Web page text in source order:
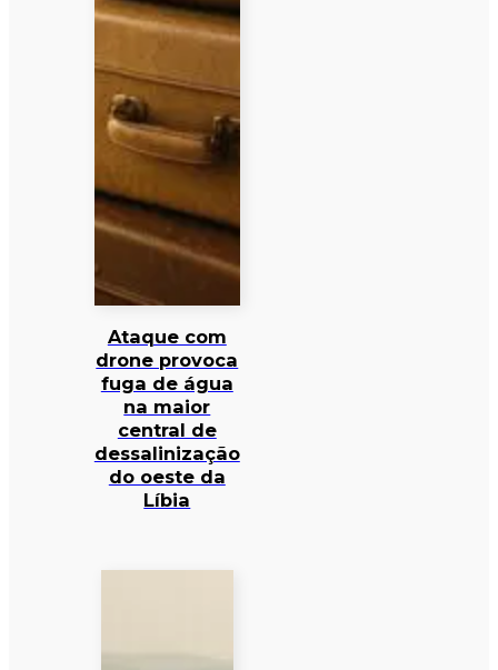
Ataque com
drone provoca
fuga de água
na maior
central de
dessalinização
do oeste da
Líbia